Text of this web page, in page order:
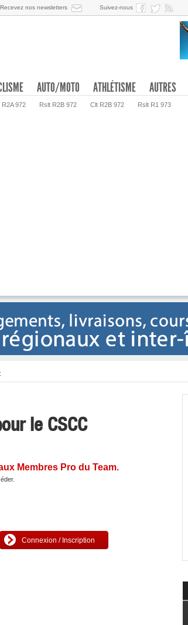
Recevez nos newsletters Suivez-nous
R2A 972 Rslt R2B 972 Clt R2B 972 Rslt R1 973
AUTO/MOTO ATHLÉTISME AUTRES
le CSCC
Membres Pro du Team.
Connexion / Inscription